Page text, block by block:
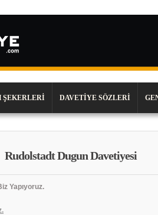
ŞEKERLERI DAVETIYE SÖZLERI
Rudolstadt Dugun Davetiyesi
Yapıyoruz.